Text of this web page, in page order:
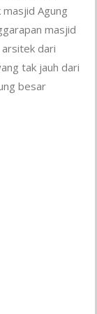
Agung
masjid
dari
tak jauh dari
besar